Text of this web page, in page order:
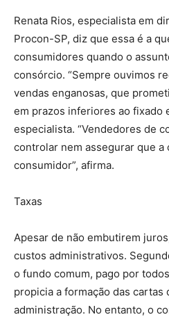
Renata Rios, especialista em
Procon-SP, diz que essa é a
consumidores quando o
consórcio. “Sempre ouvimos
vendas enganosas, que
em prazos inferiores ao fixado
especialista. “Vendedores de
controlar nem assegurar que a
consumidor”, afirma.
Taxas
Apesar de não embutirem
custos administrativos.
o fundo comum, pago por
propicia a formação das cartas
administração. No entanto, o